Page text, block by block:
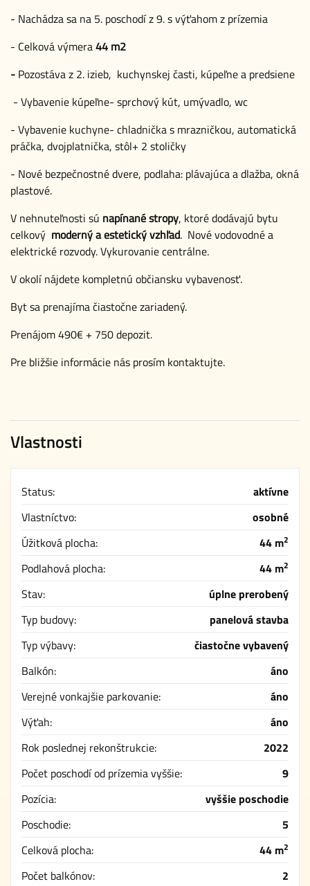
- Nachádza sa na 5. poschodí z 9. s výťahom z prízemia
- Celková výmera44 m2
- Pozostáva z 2. izieb, kuchynskej časti, kúpeľne a predsiene
- Vybavenie kúpeľne- sprchový kút, umývadlo, wc
- Vybavenie kuchyne- chladnička s mrazničkou, automatická
práčka, dvojplatnička, stôl+ 2 stoličky
- Nové bezpečnostné dvere, podlaha: plávajúca a dlažba, okná
plastové.
V nehnuteľnosti sú napínané stropy, ktoré dodávajú bytu
celkový moderný a estetický vzhľad. Nové vodovodné a
elektrické rozvody. Vykurovanie centrálne.
V okolí nájdete kompletnú občiansku vybavenosť.
Byt sa prenajíma čiastočne zariadený.
Prenájom 490€ + 750 depozit.
Pre bližšie informácie nás prosím kontaktujte.
Vlastnosti
Status:
aktívne
Vlastníctvo:
osobné
Úžitková plocha:
44 m2
Podlahová plocha: 44 m2
Stav:
úplne prerobený
Typ budovy:
panelová stavba
Typ výbavy:
čiastočne vybavený
Balkón:
áno
Verejné vonkajšie parkovanie:
áno
Výťah:
áno
Rok poslednej rekonštrukcie:
2022
Počet poschodí od prízemia vyššie:
9
Pozícia:
vyššie poschodie
Poschodie:
5
Celková plocha:
44 m2
Počet balkónov: 2